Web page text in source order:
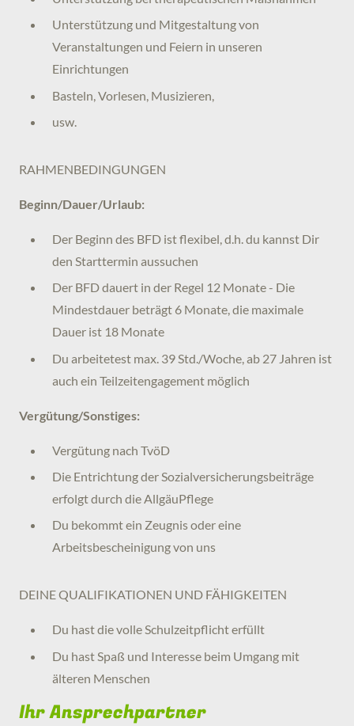
Unterstützung und Mitgestaltung von
Veranstaltungen und Feiern in unseren
Einrichtungen
Basteln, Vorlesen, Musizieren,
usw.
RAHMENBEDINGUNGEN
Beginn/Dauer/Urlaub:
Der Beginn des BFD ist flexibel, d.h. du kannst Dir
den Starttermin aussuchen
Der BFD dauert in der Regel 12 Monate - Die
Mindestdauer beträgt 6 Monate, die maximale
Dauer ist 18 Monate
Du arbeitetest max. 39 Std./Woche, ab 27 Jahren ist
auch ein Teilzeitengagement möglich
Vergütung/Sonstiges:
Vergütung nach TvöD
Die Entrichtung der Sozialversicherungsbeiträge
erfolgt durch die AllgäuPflege
Du bekommt ein Zeugnis oder eine
Arbeitsbescheinigung von uns
DEINE QUALIFIKATIONEN UND FÄHIGKEITEN
Du hast die volle Schulzeitpflicht erfüllt
Du hast Spaß und Interesse beim Umgang mit
älteren Menschen
Ihr Ansprechpartner